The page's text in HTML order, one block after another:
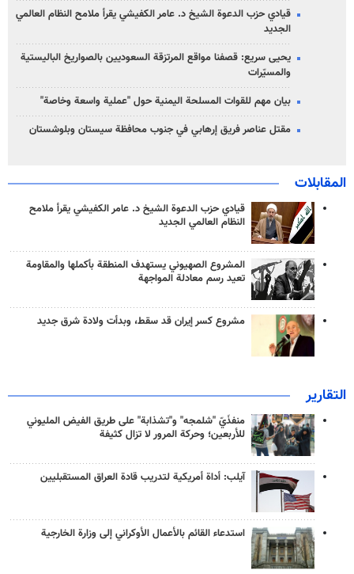
قيادي حزب الدعوة الشيخ د. عامر الكفيشي يقرأ ملامح النظام العالمي
الجديد
يحيى سريع: قصفنا مواقع المرتزقة السعوديين بالصواريخ الباليستية
والمسيّرات
بيان مهم للقوات المسلحة اليمنية حول "عملية واسعة وخاصة"
مقتل عناصر فريق إرهابي في جنوب محافظة سيستان وبلوشستان
المقابلات
قيادي حزب الدعوة الشيخ د. عامر الكفيشي يقرأ ملامح
النظام العالمي الجديد
المشروع الصهيوني يستهدف المنطقة بأكملها والمقاومة
تعيد رسم معادلة المواجهة
مشروع كسر إيران قد سقط، وبدأت ولادة شرق جديد
التقارير
منفذَيّ "شلمجه" و"تشذابة" على طريق الفيض المليوني
للأربعين؛ وحركة المرور لا تزال كثيفة
آيلب: أداة أمريكية لتدريب قادة العراق المستقبليين
استدعاء القائم بالأعمال الأوكراني إلى وزارة الخارجية